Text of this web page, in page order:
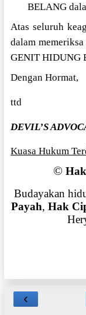
BELANG
Atas seluruh
dalam
GENIT HIDUNG
Dengan Hormat,
ttd
DEVIL’S
Kuasa Hukum
©
Budayakan
Payah,Hak
‹